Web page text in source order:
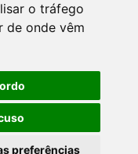
o tráfego
de onde vêm
preferências